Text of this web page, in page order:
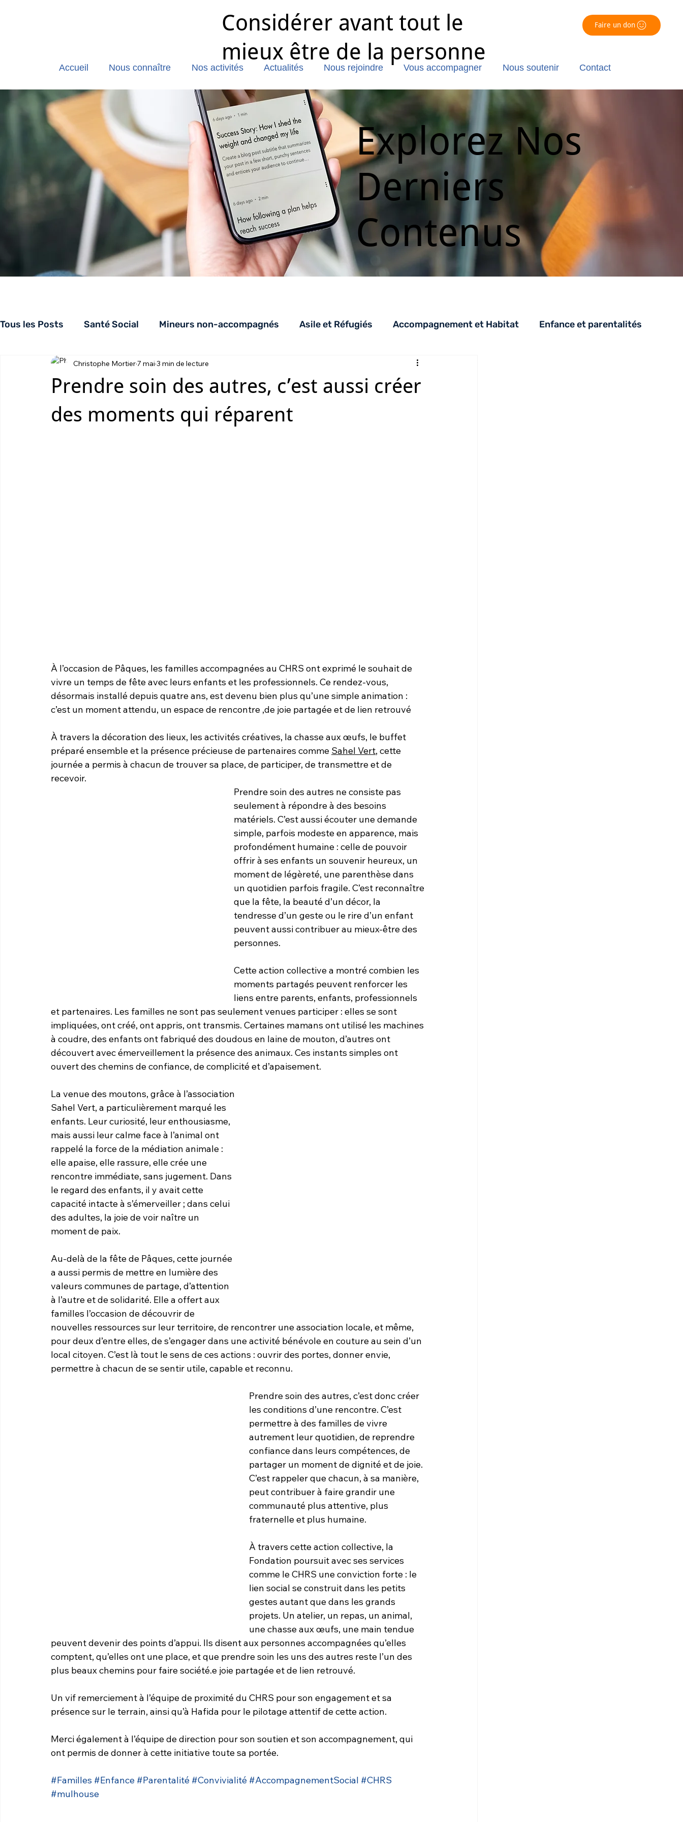
Accueil Nous connaître Nos activités Actualités Nous rejoindre Vous accompagner Nous soutenir Contact
Considérer avant tout le
mieux être de la personne
Faire un don
Explorez Nos
Derniers
Contenus
Tous les Posts Santé Social Mineurs non-accompagnés Asile et Réfugiés Accompagnement et Habitat Enfance et parentalités
Appuiloge AppuiSolidarités CHRS AEJ
Prendre soin des autres, c’est aussi créer
des moments qui réparent
Christophe Mortier7 mai 3 min de lecture
À l’occasion de Pâques, les familles accompagnées au CHRS ont exprimé le souhait de
vivre un temps de fête avec leurs enfants et les professionnels. Ce rendez-vous,
désormais installé depuis quatre ans, est devenu bien plus qu’une simple animation :
c’est un moment attendu, un espace de rencontre ,de joie partagée et de lien retrouvé
À travers la décoration des lieux, les activités créatives, la chasse aux œufs, le buffet
préparé ensemble et la présence précieuse de partenaires comme Sahel Vert, cette
journée a permis à chacun de trouver sa place, de participer, de transmettre et de
recevoir.
Prendre soin des autres ne consiste pas
seulement à répondre à des besoins
matériels. C’est aussi écouter une demande
simple, parfois modeste en apparence, mais
profondément humaine : celle de pouvoir
offrir à ses enfants un souvenir heureux, un
moment de légèreté, une parenthèse dans
un quotidien parfois fragile. C’est reconnaître
que la fête, la beauté d’un décor, la
tendresse d’un geste ou le rire d’un enfant
peuvent aussi contribuer au mieux-être des
personnes.
Cette action collective a montré combien les
moments partagés peuvent renforcer les
liens entre parents, enfants, professionnels
et partenaires. Les familles ne sont pas seulement venues participer : elles se sont
impliquées, ont créé, ont appris, ont transmis. Certaines mamans ont utilisé les machines
à coudre, des enfants ont fabriqué des doudous en laine de mouton, d’autres ont
découvert avec émerveillement la présence des animaux. Ces instants simples ont
ouvert des chemins de confiance, de complicité et d’apaisement.
La venue des moutons, grâce à l’association
Sahel Vert, a particulièrement marqué les
enfants. Leur curiosité, leur enthousiasme,
mais aussi leur calme face à l’animal ont
rappelé la force de la médiation animale :
elle apaise, elle rassure, elle crée une
rencontre immédiate, sans jugement. Dans
le regard des enfants, il y avait cette
capacité intacte à s’émerveiller ; dans celui
des adultes, la joie de voir naître un
moment de paix.
Au-delà de la fête de Pâques, cette journée
a aussi permis de mettre en lumière des
valeurs communes de partage, d’attention
à l’autre et de solidarité. Elle a offert aux
familles l’occasion de découvrir de
nouvelles ressources sur leur territoire, de rencontrer une association locale, et même,
pour deux d’entre elles, de s’engager dans une activité bénévole en couture au sein d’un
local citoyen. C’est là tout le sens de ces actions : ouvrir des portes, donner envie,
permettre à chacun de se sentir utile, capable et reconnu.
Prendre soin des autres, c’est donc créer
les conditions d’une rencontre. C’est
permettre à des familles de vivre
autrement leur quotidien, de reprendre
confiance dans leurs compétences, de
partager un moment de dignité et de joie.
C’est rappeler que chacun, à sa manière,
peut contribuer à faire grandir une
communauté plus attentive, plus
fraternelle et plus humaine.
À travers cette action collective, la
Fondation poursuit avec ses services
comme le CHRS une conviction forte : le
lien social se construit dans les petits
gestes autant que dans les grands
projets. Un atelier, un repas, un animal,
une chasse aux œufs, une main tendue
peuvent devenir des points d’appui. Ils disent aux personnes accompagnées qu’elles
comptent, qu’elles ont une place, et que prendre soin les uns des autres reste l’un des
plus beaux chemins pour faire société.e joie partagée et de lien retrouvé.
Un vif remerciement à l’équipe de proximité du CHRS pour son engagement et sa
présence sur le terrain, ainsi qu’à Hafida pour le pilotage attentif de cette action.
Merci également à l’équipe de direction pour son soutien et son accompagnement, qui
ont permis de donner à cette initiative toute sa portée.
#Familles #Enfance #Parentalité #Convivialité #AccompagnementSocial #CHRS
#mulhouse